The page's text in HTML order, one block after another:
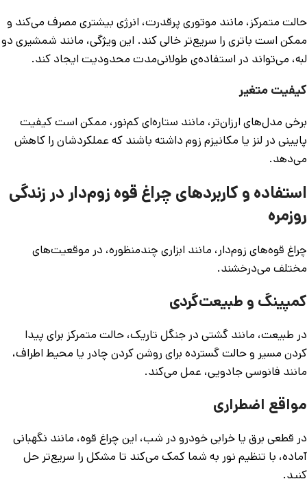
حالت متمرکز، مانند موتوری پرقدرت، انرژی بیشتری مصرف می‌کند و
ممکن است باتری را سریع‌تر خالی کند. این ویژگی، مانند شمشیری دو
لبه، می‌تواند در استفاده‌ی طولانی‌مدت محدودیت ایجاد کند.
کیفیت متغیر
برخی مدل‌های ارزان‌تر، مانند ستاره‌ای کم‌نور، ممکن است کیفیت
پایینی در لنز یا مکانیزم زوم داشته باشند که عملکردشان را کاهش
می‌دهد.
استفاده و کاربردهای چراغ قوه زوم‌دار در زندگی
روزمره
چراغ قوه‌های زوم‌دار، مانند ابزاری چندمنظوره، در موقعیت‌های
مختلف می‌درخشند.
کمپینگ و طبیعت‌گردی
در طبیعت، مانند گشتی در جنگل تاریک، حالت متمرکز برای پیدا
کردن مسیر و حالت گسترده برای روشن کردن چادر یا محیط اطراف،
مانند فانوسی جادویی، عمل می‌کند.
مواقع اضطراری
در قطعی برق یا خرابی خودرو در شب، این چراغ قوه، مانند نگهبانی
آماده، با تنظیم نور به شما کمک می‌کند تا مشکل را سریع‌تر حل
کنید.